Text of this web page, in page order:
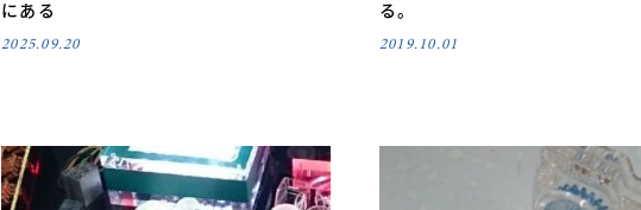
にある
2025.09.20
る。
2019.10.01